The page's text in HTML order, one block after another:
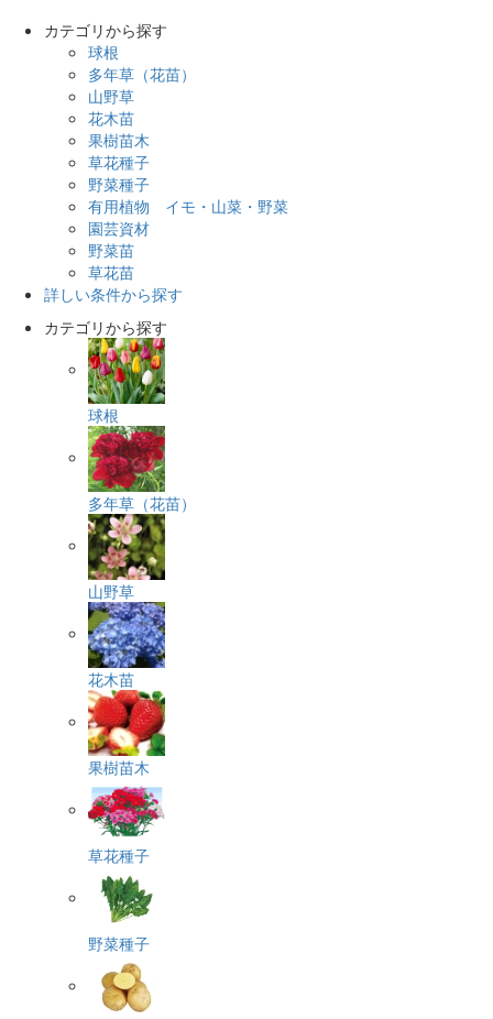
カテゴリから探す
球根
多年草（花苗）
山野草
花木苗
果樹苗木
草花種子
野菜種子
有用植物 イモ・山菜・野菜
園芸資材
野菜苗
草花苗
詳しい条件から探す
カテゴリから探す
球根
多年草（花苗）
山野草
花木苗
果樹苗木
草花種子
野菜種子